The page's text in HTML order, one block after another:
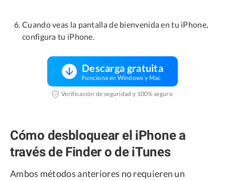
Cuando veas la pantalla de bienvenida en tu iPhone,
configura tu iPhone.
Descarga gratuita
Funciona en Windows y Mac
Verificación de seguridad y 100% seguro
Cómo desbloquear el iPhone a
través de Finder o de iTunes
Ambos métodos anteriores no requieren un